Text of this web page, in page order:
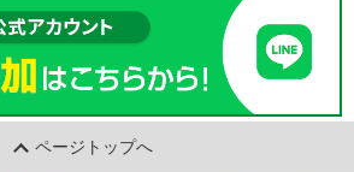
ページトップへ